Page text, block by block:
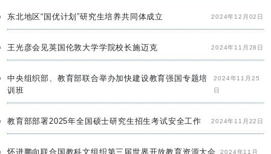
东北地区“国优计划”研究生培养共同体成立 2024年12月02日
王光彦会见英国伦敦大学学院校长施迈克 2024年11月28日
中央组织部、教育部联合举办加快建设教育强国专题培
训班
2024年11月25
日
教育部部署2025年全国硕士研究生招生考试安全工作 2024年11月22日
怀进鹏向联合国教科文组织第三届世界开放教育资源大会
2024年11月